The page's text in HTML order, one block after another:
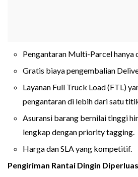
Pengantaran Multi-Parcel hanya
Gratis biaya pengembalian
Layanan Full Truck Load (FTL)
pengantaran di lebih dari satu
Asuransi barang bernilai tinggi
lengkap dengan priority tagging.
Harga dan SLA yang kompetitif.
Pengiriman Rantai Dingin Diperluas